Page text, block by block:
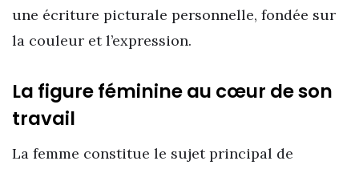
une écriture picturale personnelle, fondée sur
la couleur et l’expression.
La figure féminine au cœur de son
travail
La femme constitue le sujet principal de